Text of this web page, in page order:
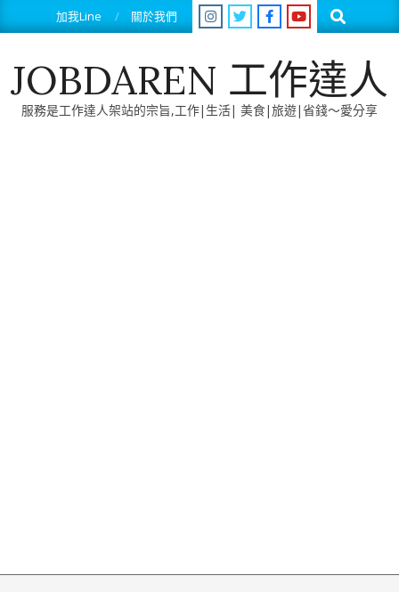
to
加我Line 關於我們 Search
JOBDAREN 工作達人
服務是工作達人架站的宗旨,工作|生活| 美食|旅遊|省錢～愛分享